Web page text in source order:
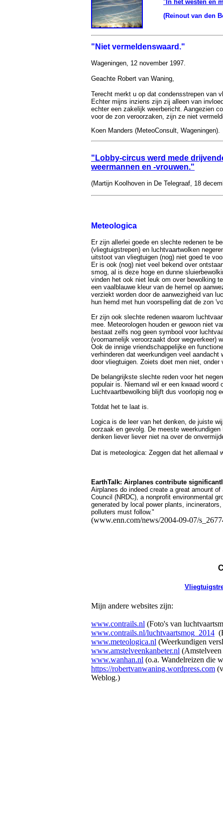
" In het westen en
(Reinout van den
"Niet vermeldenswaard."
Wageningen, 12 november 1997.
Geachte Robert van Waning,
Terecht merkt u op dat condensstrepen van
Echter mijns inziens zijn zij alleen van
echter een zakelijk weerbericht. Aangezien
voor de zon veroorzaken, zijn ze niet
Koen Manders (MeteoConsult, Wageningen).
"Lobby-circus werd mede
weermannen en -vrouwen."
(Martijn Koolhoven in De Telegraaf, 18
Meteologica
Er zijn allerlei goede en slechte redenen te
(vliegtuigstrepen) en luchtvaartwolken
uitstoot van vliegtuigen (nog) niet goed te
Er is ook (nog) niet veel bekend over
smog, al is deze hoge en dunne
vinden het ook niet leuk om over bewolking
een vaalblauwe kleur van de hemel op
verziekt worden door de aanwezigheid van
hun hemd met hun voorspelling dat de zon
Er zijn ook slechte redenen waarom
mee. Meteorologen houden er gewoon niet
bestaat zelfs nog geen symbool voor
(voornamelijk veroorzaakt door wegverkeer)
Ook de innige vriendschappelijke en
verhinderen dat weerkundigen veel
door vliegtuigen. Zoiets doet men niet, onder
De belangrijkste slechte reden voor het
populair is. Niemand wil er een kwaad
Luchtvaartbewolking blijft dus voorlopig nog
Totdat het te laat is.
Logica is de leer van het denken, de juiste
oorzaak en gevolg. De meeste
denken liever liever niet na over de
Dat is meteologica: Zeggen dat het allemaal
EarthTalk: Airplanes contribute
Airplanes do indeed create a great amount
Council (NRDC), a nonprofit environmental
generated by local power plants,
polluters must follow."
(www.enn.com/news/2004-09-07/
Mijn andere websites zijn:
www.contrails.nl (Foto's van
www.contrails.nl/luchtvaartsmog_2014
www.meteologica.nl (Weerkundigen
www.amstelveenkanbeter.nl
www.wanhan.nl (o.a. Wandelreizen die
https://robertvanwaning.wordpress.com
Weblog.)